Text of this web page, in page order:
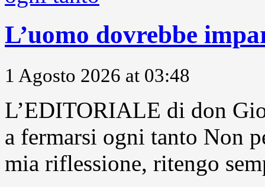
L’uomo dovrebbe
1 Agosto 2026 at 03:48
L’EDITORIALE di don
a fermarsi ogni tanto Non
mia riflessione, ritengo